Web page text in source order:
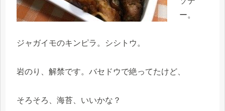
ー。
ジャガイモのキンピラ。シシトウ。
岩のり、解禁です。バセドウで絶ってたけど、
そろそろ、海苔、いいかな？